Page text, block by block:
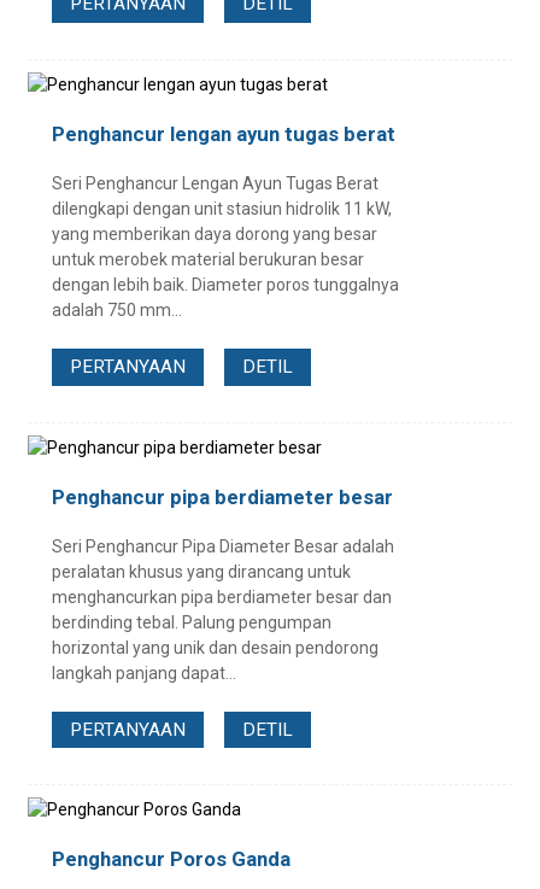
Penghancur lengan ayun tugas berat
Seri Penghancur Lengan Ayun Tugas Berat
dilengkapi dengan unit stasiun hidrolik 11 kW,
yang memberikan daya dorong yang besar
untuk merobek material berukuran besar
dengan lebih baik. Diameter poros tunggalnya
adalah 750 mm...
PERTANYAAN DETIL
Penghancur pipa berdiameter besar
Seri Penghancur Pipa Diameter Besar adalah
peralatan khusus yang dirancang untuk
menghancurkan pipa berdiameter besar dan
berdinding tebal. Palung pengumpan
horizontal yang unik dan desain pendorong
langkah panjang dapat...
PERTANYAAN DETIL
Penghancur Poros Ganda